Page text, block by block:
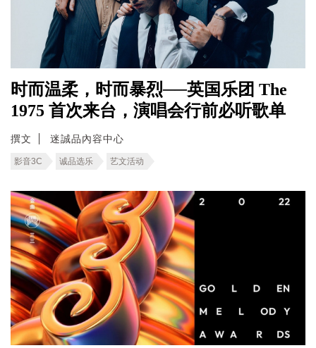
时而温柔，时而暴烈──英国乐团 The
1975 首次来台，演唱会行前必听歌单
撰文 迷誠品內容中心
影音3C 诚品选乐 艺文活动